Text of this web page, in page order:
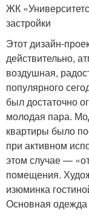
ЖК
застройки
Этот дизайн-
действительно,
воздушная,
популярного
был достаточно
молодая пара.
квартиры было
при активном
этом случае —
помещения.
изюминка
Основная одежда